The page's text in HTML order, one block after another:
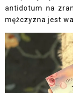
antidotum na
mężczyzna jest